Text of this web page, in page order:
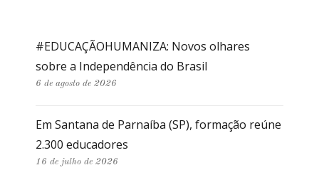
#EDUCAÇÃOHUMANIZA: Novos olhares
sobre a Independência do Brasil
6 de agosto de 2026
Em Santana de Parnaíba (SP), formação reúne
2.300 educadores
16 de julho de 2026